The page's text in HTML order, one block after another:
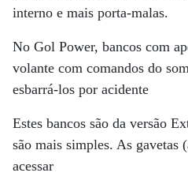
interno e mais porta-malas.
No Gol Power, bancos com
volante com comandos do
esbarrá-los por acidente
Estes bancos são da versão
são mais simples. As gavetas
acessar